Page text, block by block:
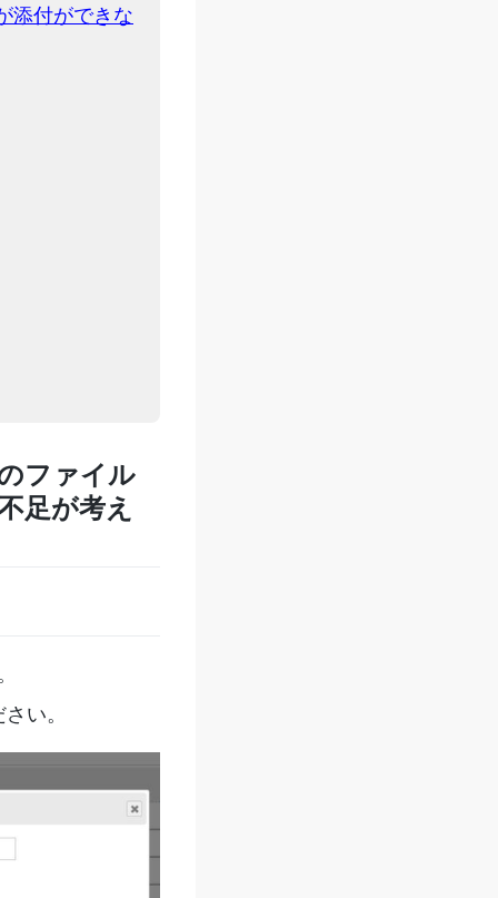
添付ができな
ファイル
足が考え
い。